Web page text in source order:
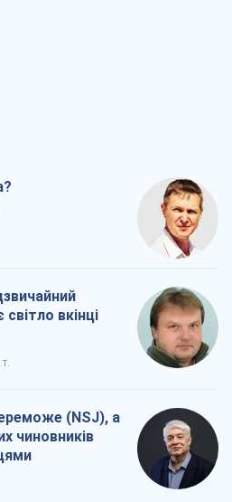
вкінці
(NSJ), а
чиновників